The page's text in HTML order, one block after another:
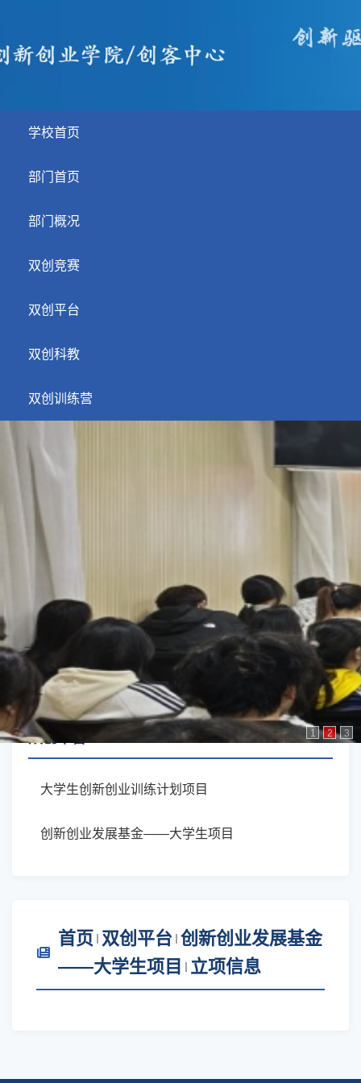
学校首页
部门首页
部门概况
双创竞赛
双创平台
双创科教
双创训练营
1 2 3
双创平台
大学生创新创业训练计划项目
创新创业发展基金——大学生项目
首页 双创平台 创新创业发展基金
——大学生项目
立项信息